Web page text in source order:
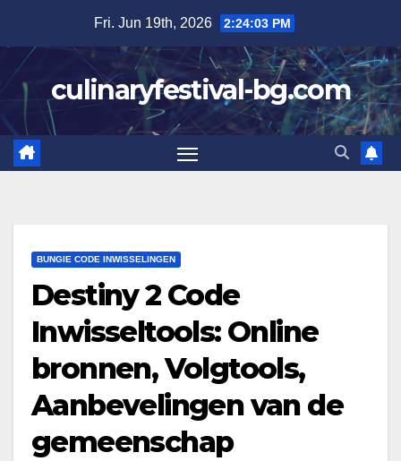
content
Fri. Jun 19th, 2026 2:24:05 PM
culinaryfestival-bg.com
BUNGIE CODE INWISSELINGEN
Destiny 2 Code
Inwisseltools: Online
bronnen, Volgtools,
Aanbevelingen van de
gemeenschap